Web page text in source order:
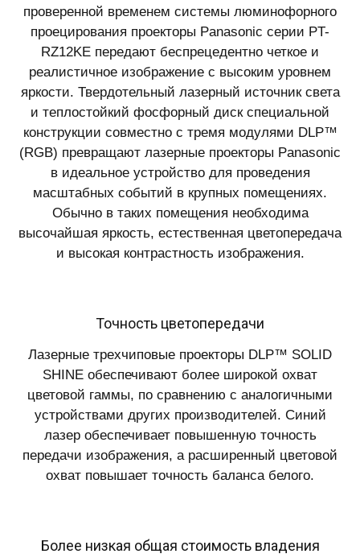
проверенной временем системы люминофорного
проецирования проекторы Panasonic серии PT-
RZ12KE передают беспрецедентно четкое и
реалистичное изображение с высоким уровнем
яркости. Твердотельный лазерный источник света
и теплостойкий фосфорный диск специальной
конструкции совместно с тремя модулями DLP™
(RGB) превращают лазерные проекторы Panasonic
в идеальное устройство для проведения
масштабных событий в крупных помещениях.
Обычно в таких помещения необходима
высочайшая яркость, естественная цветопередача
и высокая контрастность изображения.
Точность цветопередачи
Лазерные трехчиповые проекторы DLP™ SOLID
SHINE обеспечивают более широкой охват
цветовой гаммы, по сравнению с аналогичными
устройствами других производителей. Синий
лазер обеспечивает повышенную точность
передачи изображения, а расширенный цветовой
охват повышает точность баланса белого.
Более низкая общая стоимость владения